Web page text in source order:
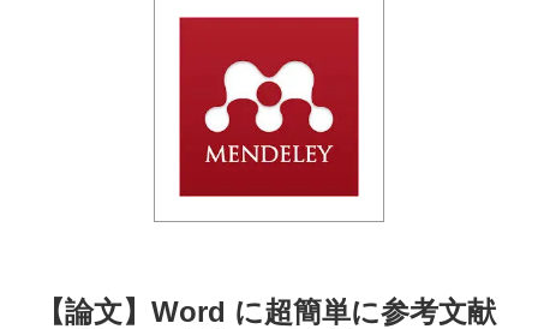
【論文】Word に超簡単に参考文献